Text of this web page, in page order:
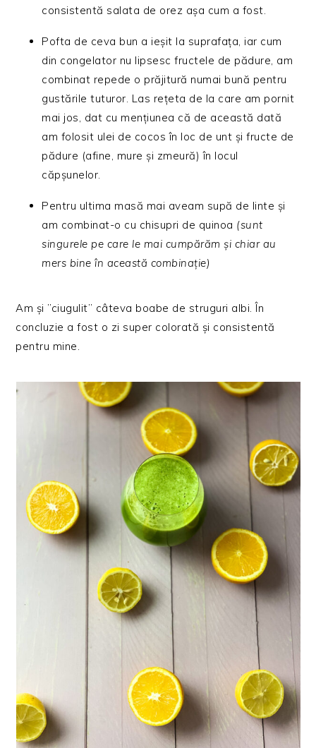
consistentă salata de orez așa cum a fost.
Pofta de ceva bun a ieșit la suprafața, iar cum
din congelator nu lipsesc fructele de pădure, am
combinat repede o prăjitură numai bună pentru
gustările tuturor. Las rețeta de la care am pornit
mai jos, dat cu mențiunea că de această dată
am folosit ulei de cocos în loc de unt și fructe de
pădure (afine, mure și zmeură) în locul
căpșunelor.
Pentru ultima masă mai aveam supă de linte și
am combinat-o cu chisupri de quinoa (sunt
singurele pe care le mai cumpărăm și chiar au
mers bine în această combinație)
Am și ”ciugulit” câteva boabe de struguri albi. În
concluzie a fost o zi super colorată și consistentă
pentru mine.